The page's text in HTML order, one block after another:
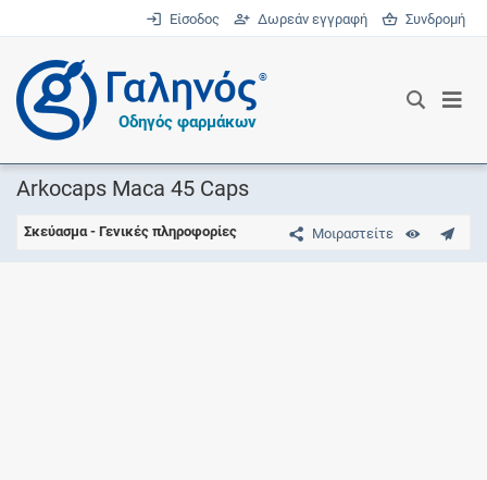
Είσοδος Δωρεάν εγγραφή Συνδρομή
®
Οδηγός φαρμάκων
Arkocaps Maca 45 Caps
Μοιραστείτε
Σκεύασμα - Γενικές πληροφορίες